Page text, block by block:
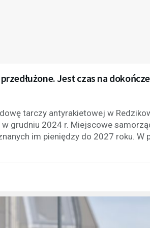
Jest czas na
tarczy antyrakietowej w
grudniu 2024 r. Miejscowe
im pieniędzy do 2027 roku. W